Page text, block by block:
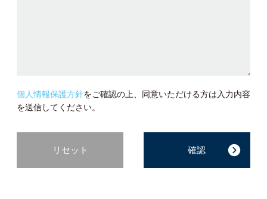
個人情報保護方針をご確認の上、同意いただける方は入力内容
を送信してください。
リセット